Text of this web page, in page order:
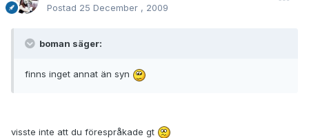
Postad 25 December , 2009
boman säger:
finns inget annat än syn
visste inte att du förespråkade gt